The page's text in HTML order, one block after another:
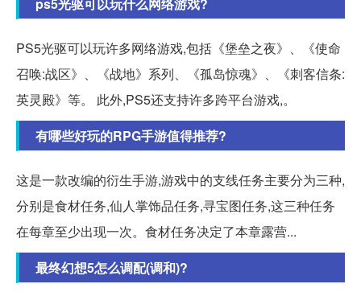
PS5光驱可以玩许多网络游戏,包括《堡垒之夜》、《使命
召唤:战区》、《战地》系列、《孤岛惊魂》、《刺客信条:
英灵殿》等。 此外,PS5还支持许多跨平台游戏,。
有哪些好玩的RPG手游值得推荐?
这是一款改编的衍生手游,游戏中的支线任务主要分为三种,
分别是食材任务,仙人掌饰品任务,寻宝图任务,这三种任务
在每章至少出现一次。食材任务决定了本章露营...
最终幻想5怎么调配(调和)?